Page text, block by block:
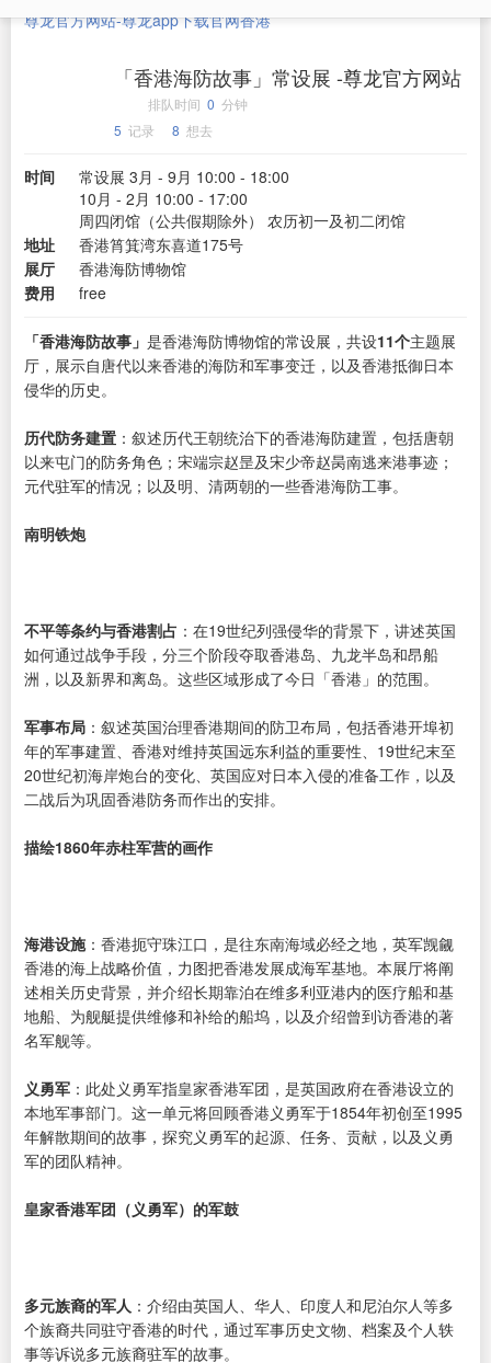
尊龙官方网站-尊龙app下载官网香港
「香港海防故事」常设展 -尊龙官方网站
排队时间 0 分钟
5 记录 8 想去
时间
常设展 3月 - 9月 10:00 - 18:00
10月 - 2月 10:00 - 17:00
周四闭馆（公共假期除外） 农历初一及初二闭馆
地址
香港筲箕湾东喜道175号
展厅
香港海防博物馆
费用
free
「香港海防故事」 是香港海防博物馆的常设展，共设11个主题展
厅，展示自唐代以来香港的海防和军事变迁，以及香港抵御日本
侵华的历史。
历代防务建置 ：叙述历代王朝统治下的香港海防建置，包括唐朝
以来屯门的防务角色；宋端宗赵昰及宋少帝赵昺南逃来港事迹；
元代驻军的情况；以及明、清两朝的一些香港海防工事。
南明铁炮
不平等条约与香港割占 ：在19世纪列强侵华的背景下，讲述英国
如何通过战争手段，分三个阶段夺取香港岛、九龙半岛和昂船
洲，以及新界和离岛。这些区域形成了今日「香港」的范围。
军事布局 ：叙述英国治理香港期间的防卫布局，包括香港开埠初
年的军事建置、香港对维持英国远东利益的重要性、19世纪末至
20世纪初海岸炮台的变化、英国应对日本入侵的准备工作，以及
二战后为巩固香港防务而作出的安排。
描绘1860年赤柱军营的画作
海港设施：香港扼守珠江口，是往东南海域必经之地，英军觊觎
香港的海上战略价值，力图把香港发展成海军基地。本展厅将阐
述相关历史背景，并介绍长期靠泊在维多利亚港内的医疗船和基
地船、为舰艇提供维修和补给的船坞，以及介绍曾到访香港的著
名军舰等。
义勇军 ：此处义勇军指皇家香港军团，是英国政府在香港设立的
本地军事部门。这一单元将回顾香港义勇军于1854年初创至1995
年解散期间的故事，探究义勇军的起源、任务、贡献，以及义勇
军的团队精神。
皇家香港军团（义勇军）的军鼓
多元族裔的军人 ：介绍由英国人、华人、印度人和尼泊尔人等多
个族裔共同驻守香港的时代，通过军事历史文物、档案及个人轶
事等诉说多元族裔驻军的故事。